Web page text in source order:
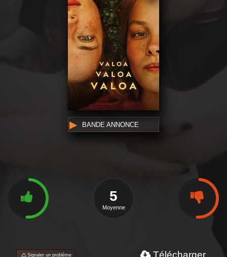
BANDE ANNONCE
5
Moyenne
Signaler un problème Télécharger